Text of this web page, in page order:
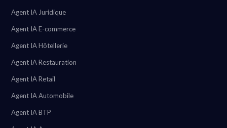
Agent IA Juridique
Agent IA E-commerce
Agent IA Hôtellerie
Agent IA Restauration
Agent IA Retail
Agent IA Automobile
Agent IA BTP